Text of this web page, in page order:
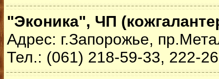
"Эконика", ЧП
Адрес: г.Запорожье,
Тел.: (061) 218-59-33, 222-